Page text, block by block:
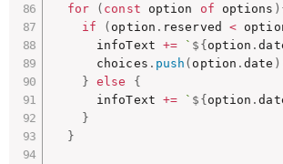
for
( const option of options )
if
( option . reserved <
      infoText
+= ` ${option .
      choices
. push ( option .date )
}
else
{
      infoText
+= ` ${option .
}
}